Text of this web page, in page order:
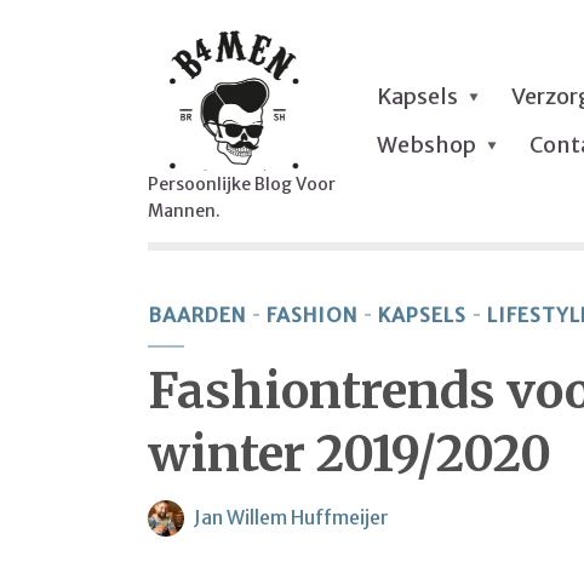
Persoonlijke Blog Voor
Mannen.
Kapsels
Webshop
BAARDEN FASHION KAPSELS
Fashiontrends
winter 2019/2020
Jan Willem Huffmeijer